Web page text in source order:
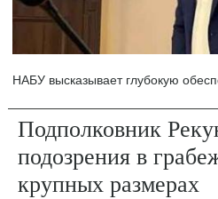
НАБУ высказывает глубокую
Подполковник
подозрения в
крупных размерах